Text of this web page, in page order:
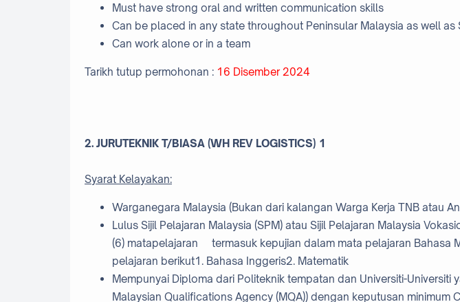
Must have strong oral and written communication skills
Can be placed in any state throughout Peninsular Malaysia as well as
Can work alone or in a team
Tarikh tutup permohonan : 16 Disember 2024
2. JURUTEKNIK T/BIASA (WH REV LOGISTICS) 1
Syarat Kelayakan:
Warganegara Malaysia (Bukan dari kalangan Warga Kerja TNB atau
Lulus Sijil Pelajaran Malaysia (SPM) atau Sijil Pelajaran Malaysia
(6) matapelajaran termasuk kepujian dalam mata pelajaran Bahasa
pelajaran berikut1. Bahasa Inggeris2. Matematik
Mempunyai Diploma dari Politeknik tempatan dan Universiti-Universiti
Malaysian Qualifications Agency (MQA)) dengan keputusan minimum